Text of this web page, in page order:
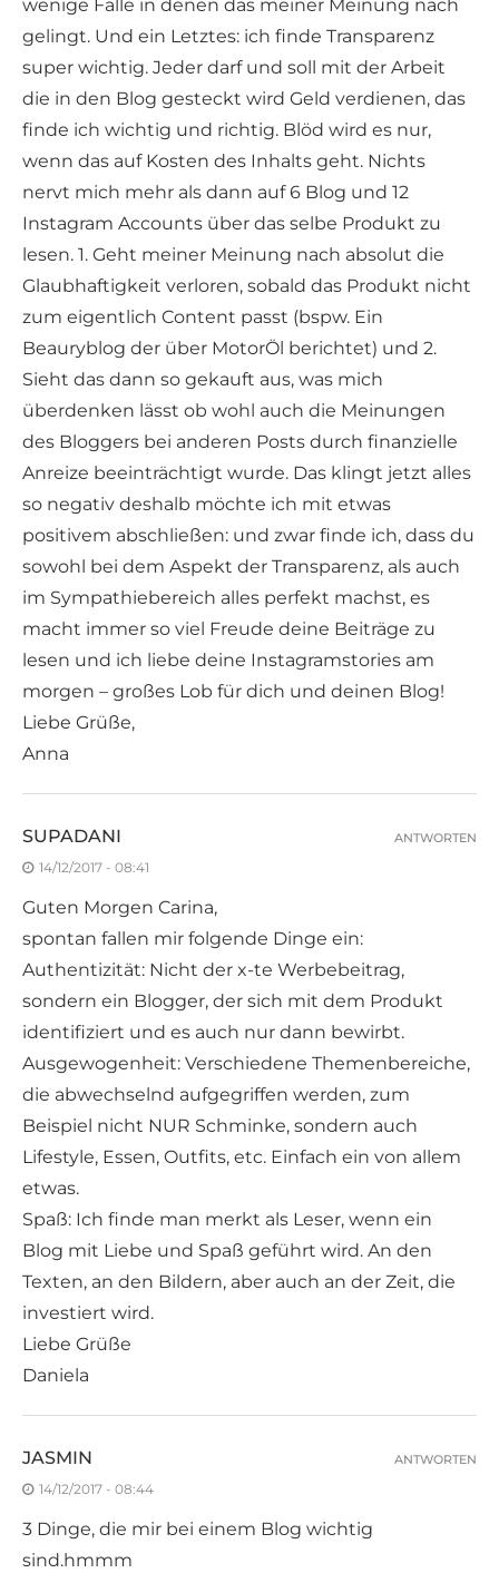
wenige Fälle in denen das meiner Meinung nach
gelingt. Und ein Letztes: ich finde Transparenz
super wichtig. Jeder darf und soll mit der Arbeit
die in den Blog gesteckt wird Geld verdienen, das
finde ich wichtig und richtig. Blöd wird es nur,
wenn das auf Kosten des Inhalts geht. Nichts
nervt mich mehr als dann auf 6 Blog und 12
Instagram Accounts über das selbe Produkt zu
lesen. 1. Geht meiner Meinung nach absolut die
Glaubhaftigkeit verloren, sobald das Produkt nicht
zum eigentlich Content passt (bspw. Ein
Beauryblog der über MotorÖl berichtet) und 2.
Sieht das dann so gekauft aus, was mich
überdenken lässt ob wohl auch die Meinungen
des Bloggers bei anderen Posts durch finanzielle
Anreize beeinträchtigt wurde. Das klingt jetzt alles
so negativ deshalb möchte ich mit etwas
positivem abschließen: und zwar finde ich, dass du
sowohl bei dem Aspekt der Transparenz, als auch
im Sympathiebereich alles perfekt machst, es
macht immer so viel Freude deine Beiträge zu
lesen und ich liebe deine Instagramstories am
morgen – großes Lob für dich und deinen Blog!
Liebe Grüße,
Anna
SUPADANI
14/12/2017 - 08:41
Guten Morgen Carina,
spontan fallen mir folgende Dinge ein:
Authentizität: Nicht der x-te Werbebeitrag,
sondern ein Blogger, der sich mit dem Produkt
identifiziert und es auch nur dann bewirbt.
Ausgewogenheit: Verschiedene Themenbereiche,
die abwechselnd aufgegriffen werden, zum
Beispiel nicht NUR Schminke, sondern auch
Lifestyle, Essen, Outfits, etc. Einfach ein von allem
etwas.
Spaß: Ich finde man merkt als Leser, wenn ein
Blog mit Liebe und Spaß geführt wird. An den
Texten, an den Bildern, aber auch an der Zeit, die
investiert wird.
Liebe Grüße
Daniela
ANTWORTEN
JASMIN
14/12/2017 - 08:44
3 Dinge, die mir bei einem Blog wichtig
sind.hmmm
ANTWORTEN